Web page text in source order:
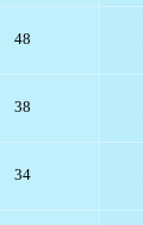
48
38
34